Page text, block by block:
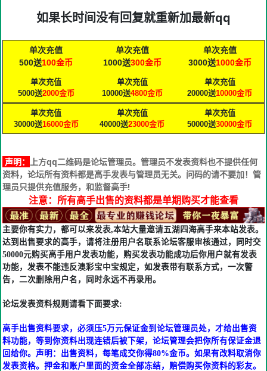
如果长时间没有回复就重新加最新qq
单次充值
500送100金币
单次充值
1000送300金币
单次充值
3000送1000金币
单次充值
5000送2000金币
单次充值
10000送4800金币
单次充值
20000送10000金币
单次充值
30000送16000金币
单次充值
40000送23000金币
单次充值
50000送30000金币
声明： 上方qq二维码是论坛管理员。管理员不发表资料也不提供任何
资料，论坛所有资料都是高手发表与管理员无关。问码的请不要加！管
理员只提供充值服务，和监督高手!
注意：所有高手出售的资料都是单期购买才能查看
主要你有实力，都可以来发表,本站大量邀请五湖四海高手来本站发表。
达到出售要求的高手，请将注册用户名联系论坛客服审核通过，同时交
50000元购买高手用户发表功能，购买发表功能成功后你用户就有发表
功能，发表不能违反澳彩宝中宝规定，如发表带有联系方式，一次警
告，二次删除用户名，同时永远不再录用。
论坛发表资料规则请看下面要求:
高手出售资料要求，必须压5万元保证金到论坛管理员处，才给出售资
料功能，等到你资料出现连错后被下架，论坛管理会把你所有保证金退
回给你。声明：出售资料，每笔成交你得80%金币。如果有改料取消你
发表资格。押金和账户里面的资金全部冻结，赔偿购买你资料的彩友。